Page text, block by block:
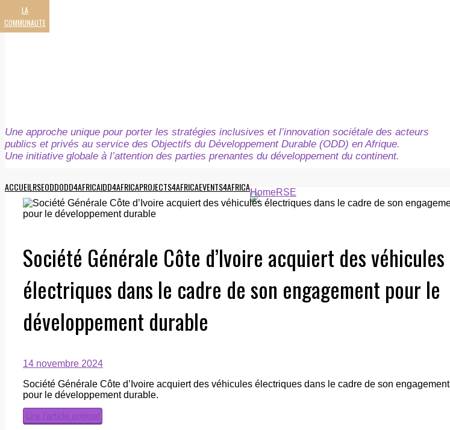
LA
COMMUNAUTE
Une approche unique pour porter les stratégies inclusives et l’innovation sociétale des acteurs
publics et privés au service des Objectifs du Développement Durable (ODD) en Afrique.
Une initiative globale à l’attention des parties prenantes du développement du continent.
ACCUEILRSEODDODD4AFRICAIDD4AFRICAPROJECTS4AFRICAEVENTS4AFRICAHomeRSE
Société Générale Côte d’Ivoire acquiert des véhicules
électriques dans le cadre de son engagement pour le
développement durable
14 novembre 2024
Société Générale Côte d’Ivoire acquiert des véhicules électriques dans le cadre de son engagement
pour le développement durable.
Lire l’article original